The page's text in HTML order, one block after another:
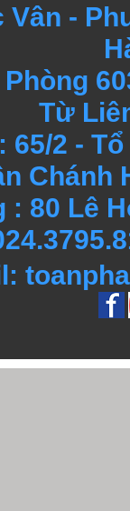
-
Từ
65/2 -
Chánh
: 80 Lê